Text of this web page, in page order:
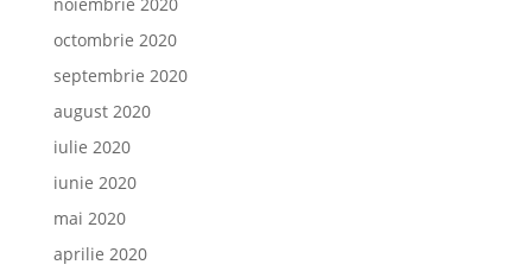
noiembrie 2020
octombrie 2020
septembrie 2020
august 2020
iulie 2020
iunie 2020
mai 2020
aprilie 2020